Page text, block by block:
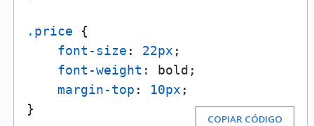
.price {
font-size : 22px ;
font-weight : bold;
margin-top : 10px ;
}
COPIAR CÓDIGO